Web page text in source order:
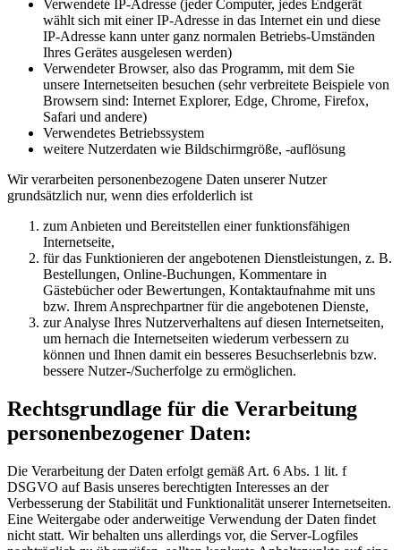
Verwendete IP-Adresse (jeder Computer, jedes Endgerät
wählt sich mit einer IP-Adresse in das Internet ein und diese
IP-Adresse kann unter ganz normalen Betriebs-Umständen
Ihres Gerätes ausgelesen werden)
Verwendeter Browser, also das Programm, mit dem Sie
unsere Internetseiten besuchen (sehr verbreitete Beispiele von
Browsern sind: Internet Explorer, Edge, Chrome, Firefox,
Safari und andere)
Verwendetes Betriebssystem
weitere Nutzerdaten wie Bildschirmgröße, -auflösung
Wir verarbeiten personenbezogene Daten unserer Nutzer
grundsätzlich nur, wenn dies erfolderlich ist
zum Anbieten und Bereitstellen einer funktionsfähigen
Internetseite,
für das Funktionieren der angebotenen Dienstleistungen, z. B.
Bestellungen, Online-Buchungen, Kommentare in
Gästebücher oder Bewertungen, Kontaktaufnahme mit uns
bzw. Ihrem Ansprechpartner für die angebotenen Dienste,
zur Analyse Ihres Nutzerverhaltens auf diesen Internetseiten,
um hernach die Internetseiten wiederum verbessern zu
können und Ihnen damit ein besseres Besuchserlebnis bzw.
bessere Nutzer-/Sucherfolge zu ermöglichen.
Rechtsgrundlage für die Verarbeitung
personenbezogener Daten:
Die Verarbeitung der Daten erfolgt gemäß Art. 6 Abs. 1 lit. f
DSGVO auf Basis unseres berechtigten Interesses an der
Verbesserung der Stabilität und Funktionalität unserer Internetseiten.
Eine Weitergabe oder anderweitige Verwendung der Daten findet
nicht statt. Wir behalten uns allerdings vor, die Server-Logfiles